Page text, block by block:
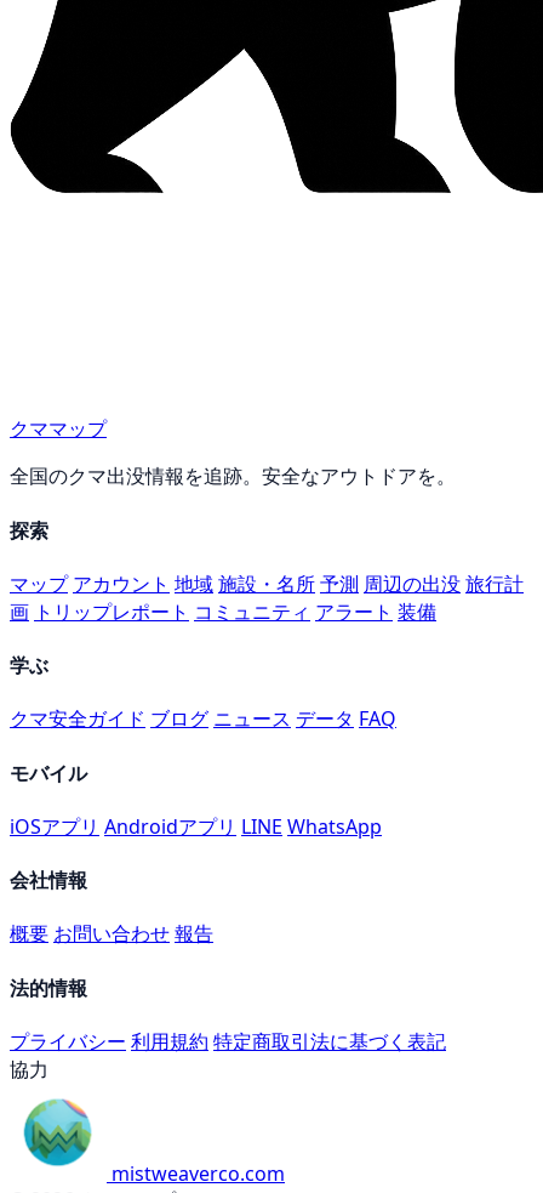
クママップ
全国のクマ出没情報を追跡。安全なアウトドアを。
探索
マップ アカウント 地域施設・名所予測 周辺の出没旅行計
画 トリップレポート コミュニティ アラート 装備
学ぶ
クマ安全ガイド ブログ ニュース データ FAQ
モバイル
iOSアプリ Androidアプリ LINE WhatsApp
会社情報
概要 お問い合わせ報告
法的情報
プライバシー 利用規約 特定商取引法に基づく表記
協力
mistweaverco.com